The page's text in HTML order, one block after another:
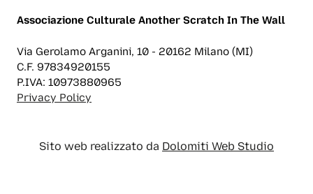
Associazione Culturale Another Scratch In The Wall
Via Gerolamo Arganini, 10 - 20162 Milano (MI)
C.F. 97834920155
P.IVA: 10973880965
Privacy Policy
Sito web realizzato da Dolomiti Web Studio